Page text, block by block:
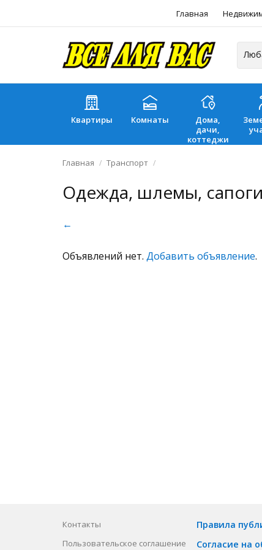
Главная
Квартиры Комнаты
Дома,
дачи,
коттеджи
Главная Транспорт
Одежда, шлемы, сапоги
←
Объявлений нет. Добавить объявление.
Контакты
Пользовательское соглашение
Правила
Согласие на